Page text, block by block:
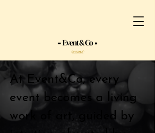
At Event&Co, every
event becomes a living
work of art, guided by